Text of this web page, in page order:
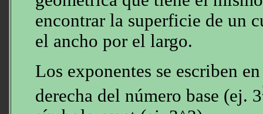
encontrar la superficie de un
el ancho por el largo.
Los exponentes se escriben
derecha del número base (ej. 3